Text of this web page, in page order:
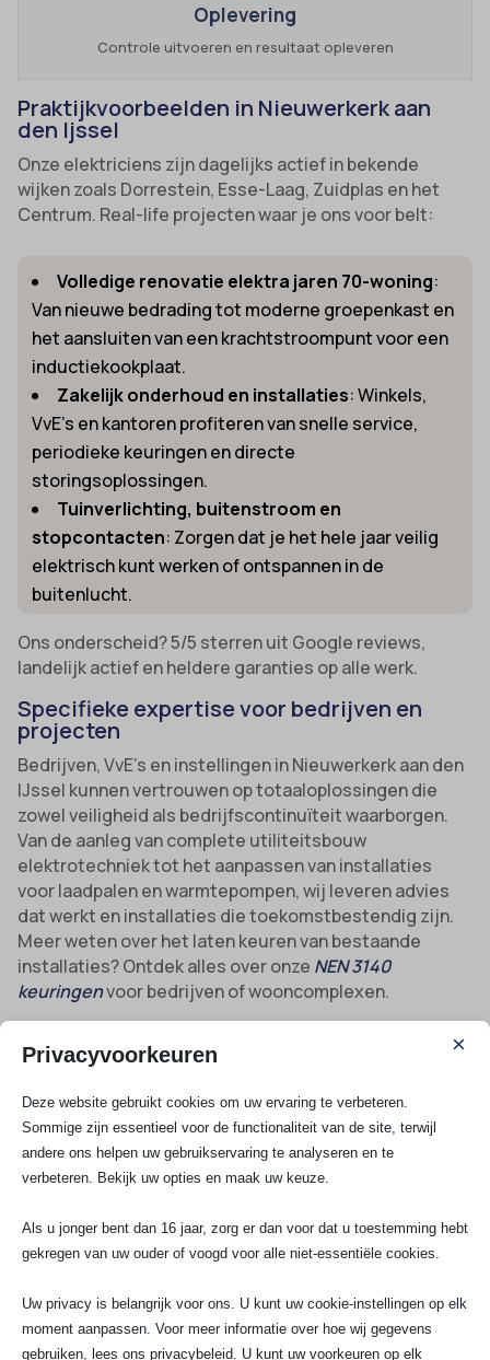
Oplevering
Controle uitvoeren en resultaat opleveren
Praktijkvoorbeelden in Nieuwerkerk aan
den Ijssel
Onze elektriciens zijn dagelijks actief in bekende
wijken zoals Dorrestein, Esse-Laag, Zuidplas en het
Centrum. Real-life projecten waar je ons voor belt:
Volledige renovatie elektra jaren 70-woning:
Van nieuwe bedrading tot moderne groepenkast en
het aansluiten van een krachtstroompunt voor een
inductiekookplaat.
Zakelijk onderhoud en installaties: Winkels,
VvE’s en kantoren profiteren van snelle service,
periodieke keuringen en directe
storingsoplossingen.
Tuinverlichting, buitenstroom en
stopcontacten: Zorgen dat je het hele jaar veilig
elektrisch kunt werken of ontspannen in de
buitenlucht.
Ons onderscheid? 5/5 sterren uit Google reviews,
landelijk actief en heldere garanties op alle werk.
Specifieke expertise voor bedrijven en
projecten
Bedrijven, VvE’s en instellingen in Nieuwerkerk aan den
IJssel kunnen vertrouwen op totaaloplossingen die
zowel veiligheid als bedrijfscontinuïteit waarborgen.
Van de aanleg van complete utiliteitsbouw
elektrotechniek tot het aanpassen van installaties
voor laadpalen en warmtepompen, wij leveren advies
dat werkt en installaties die toekomstbestendig zijn.
Meer weten over het laten keuren van bestaande
installaties? Ontdek alles over onze NEN 3140
keuringenvoor bedrijven of wooncomplexen.
Waarom kiezen voor SA Elektro Experts als
elektricien in Nieuwerkerk aan den Ijssel?
Erkend, gecertificeerd en verzekerd: Alleen
vakbekwame elektriciens met de juiste diploma’s en
meer dan 10 jaar ervaring in Nieuwerkerk en Zuidplas
24/7 spoedhulp bij stroomstoringen: Snel ter
plaatse als het moet, met noodoplossingen die
Kosten altijd vooraf duidelijk: Geen
onverwachte rekeningen achteraf, gratis offerte en
Privacyvoorkeuren ×
Deze website gebruikt cookies om uw ervaring te verbeteren.
Sommige zijn essentieel voor de functionaliteit van de site, terwijl
andere ons helpen uw gebruikservaring te analyseren en te
verbeteren. Bekijk uw opties en maak uw keuze.
Als u jonger bent dan 16 jaar, zorg er dan voor dat u toestemming hebt
gekregen van uw ouder of voogd voor alle niet-essentiële cookies.
Uw privacy is belangrijk voor ons. U kunt uw cookie-instellingen op elk
moment aanpassen. Voor meer informatie over hoe wij gegevens
gebruiken, lees ons privacybeleid. U kunt uw voorkeuren op elk